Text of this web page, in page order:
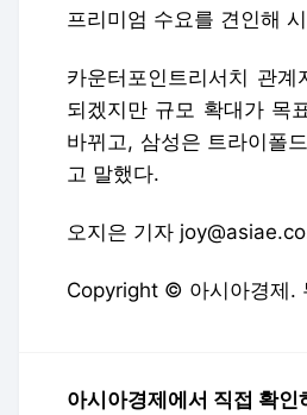
프리미엄 수요를 견인해
카운터포인트리서치 관
되겠지만 규모 확대가 목
바뀌고, 삼성은 트라이폴
고 말했다.
오지은 기자
Copyright © 아시아경제.
아시아경제에서 직접 확인